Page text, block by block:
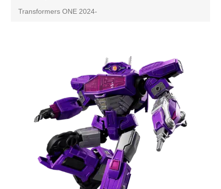
Transformers ONE 2024-